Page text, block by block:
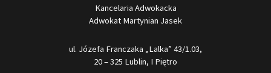
Kancelaria Adwokacka
Adwokat Martynian Jasek
ul. Józefa Franczaka „Lalka” 43/1.03,
20 – 325 Lublin, I Piętro